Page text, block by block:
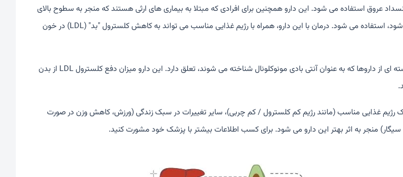
انسداد عروق استفاده می شود. این دارو همچنین برای افرادی که مبتلا به بیماری های ارثی هستند که منجر به سطوح بالای
LDL در خون می شود، استفاده می شود. درمان با این دارو، همراه با رژیم غذایی مناسب می تواند به کاهش کلسترول "بد" (LDL) در خون
الیروکوماب به دسته ای از داروها که به عنوان آنتی بادی مونوکلونال شناخته می شوند، تعلق دارد. این دارو میزان دفع کلسترول LDL از بدن
رژیم غذایی مناسب (مانند رژیم کم کلسترول / کم چربی)، سایر تغییرات در سبک زندگی (ورزش، کاهش وزن در صورت
منجر به اثر بهتر این دارو می شود. برای کسب اطلاعات بیشتر با پزشک خود مشورت کنید.